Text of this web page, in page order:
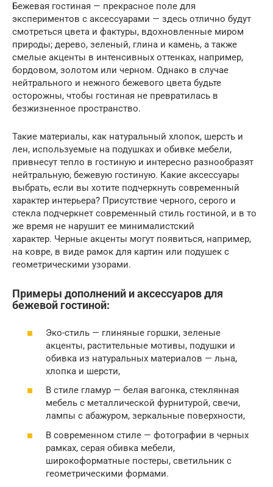
Бежевая гостиная — прекрасное поле для
экспериментов с аксессуарами — здесь отлично будут
смотреться цвета и фактуры, вдохновленные миром
природы; дерево, зеленый, глина и камень, а также
смелые акценты в интенсивных оттенках, например,
бордовом, золотом или черном. Однако в случае
нейтрального и нежного бежевого цвета будьте
осторожны, чтобы гостиная не превратилась в
безжизненное пространство.
Такие материалы, как натуральный хлопок, шерсть и
лен, используемые на подушках и обивке мебели,
привнесут тепло в гостиную и интересно разнообразят
нейтральную, бежевую гостиную. Какие аксессуары
выбрать, если вы хотите подчеркнуть современный
характер интерьера? Присутствие черного, серого и
стекла подчеркнет современный стиль гостиной, и в то
же время не нарушит ее минималистский
характер. Черные акценты могут появиться, например,
на ковре, в виде рамок для картин или подушек с
геометрическими узорами.
Примеры дополнений и аксессуаров для
бежевой гостиной:
Эко-стиль — глиняные горшки, зеленые
акценты, растительные мотивы, подушки и
обивка из натуральных материалов — льна,
хлопка и шерсти,
В стиле гламур — белая вагонка, стеклянная
мебель с металлической фурнитурой, свечи,
лампы с абажуром, зеркальные поверхности,
В современном стиле — фотографии в черных
рамках, серая обивка мебели,
широкоформатные постеры, светильник с
геометрическими формами.